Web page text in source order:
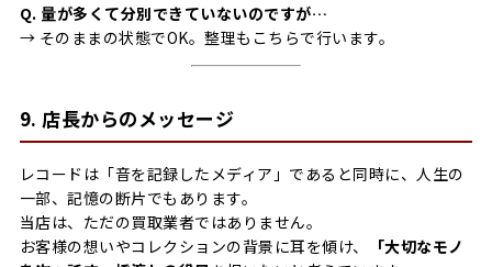
Q. 量が多くて分別できていないのですが…
→ そのままの状態でOK。整理もこちらで行います。
9. 店長からのメッセージ
レコードは「音を記録したメディア」であると同時に、人生の
一部、記憶の断片でもあります。
当店は、ただの買取業者ではありません。
お客様の想いやコレクションの背景に耳を傾け、
「大切なモノ